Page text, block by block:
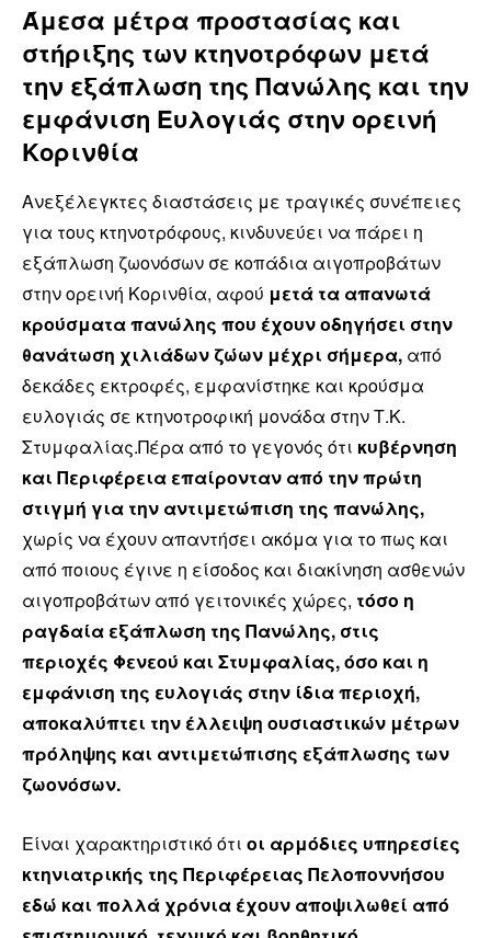
Άμεσα μέτρα προστασίας και
στήριξης των κτηνοτρόφων μετά
την εξάπλωση της Πανώλης και την
εμφάνιση Ευλογιάς στην ορεινή
Κορινθία
Ανεξέλεγκτες διαστάσεις με τραγικές συνέπειες
για τους κτηνοτρόφους, κινδυνεύει να πάρει η
εξάπλωση ζωονόσων σε κοπάδια αιγοπροβάτων
στην ορεινή Κορινθία, αφού μετά τα απανωτά
κρούσματα πανώλης που έχουν οδηγήσει στην
θανάτωση χιλιάδων ζώων μέχρι σήμερα, από
δεκάδες εκτροφές, εμφανίστηκε και κρούσμα
ευλογιάς σε κτηνοτροφική μονάδα στην Τ.Κ.
Στυμφαλίας.Πέρα από το γεγονός ότι κυβέρνηση
και Περιφέρεια επαίρονταν από την πρώτη
στιγμή για την αντιμετώπιση της πανώλης,
χωρίς να έχουν απαντήσει ακόμα για το πως και
από ποιους έγινε η είσοδος και διακίνηση ασθενών
αιγοπροβάτων από γειτονικές χώρες, τόσο η
ραγδαία εξάπλωση της Πανώλης, στις
περιοχές Φενεού και Στυμφαλίας, όσο και η
εμφάνιση της ευλογιάς στην ίδια περιοχή,
αποκαλύπτει την έλλειψη ουσιαστικών μέτρων
πρόληψης και αντιμετώπισης εξάπλωσης των
ζωονόσων.
Είναι χαρακτηριστικό ότι οι αρμόδιες υπηρεσίες
κτηνιατρικής της Περιφέρειας Πελοποννήσου
εδώ και πολλά χρόνια έχουν αποψιλωθεί από